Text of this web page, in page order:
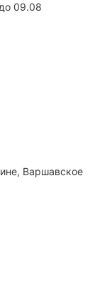
09.08
Варшавское